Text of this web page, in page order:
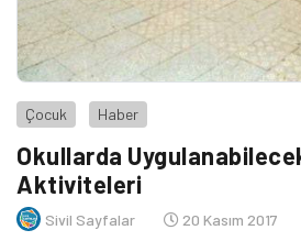
Çocuk Haber
Okullarda
Aktiviteleri
Sivil Sayfalar 20 Kasım 2017